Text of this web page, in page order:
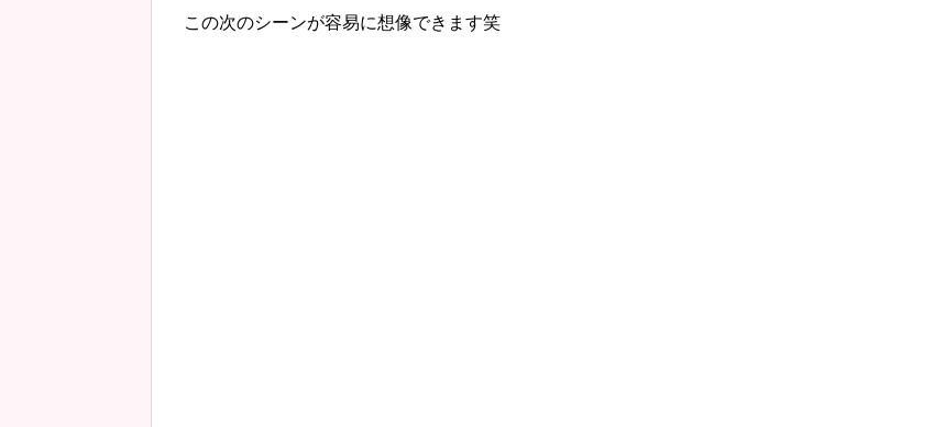
この次のシーンが容易に想像できます笑